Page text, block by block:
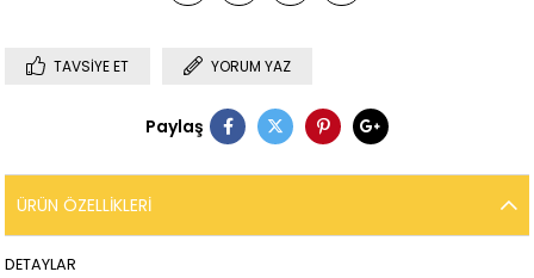
TAVSIYE ET YORUM YAZ
Paylaş
ÜRÜN ÖZELLIKLERI
DETAYLAR